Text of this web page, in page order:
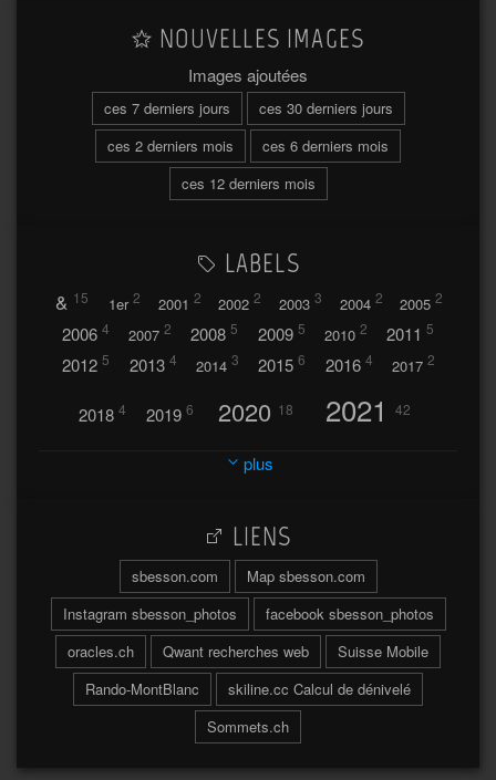
NOUVELLES IMAGES
Images ajoutées
ces 7 derniers jours
ces 30 derniers jours
ces 2 derniers mois
ces 6 derniers mois
ces 12 derniers mois
LABELS
& 15 1er 2 2001 2 2002 2 2003 3 2004 2 2005 2
2006 4 2007 2 2008 5 2009 5 2010 2 2011 5
2012 5 2013 4 2014 3 2015 6 2016 4 2017 2
2018 4 2019 6 2020 18 2021 42
2023 32
2026
A travers l'hublot 17 Abländschen 3
Açores 2004 64 Adelboden 2
Adonis 6
Afrique du Sud 2019
plus
LIENS
sbesson.com
Map sbesson.com
Instagram sbesson_photos
facebook sbesson_photos
oracles.ch
Qwant recherches web
Suisse Mobile
Rando-MontBlanc
skiline.cc Calcul de dénivelé
Sommets.ch